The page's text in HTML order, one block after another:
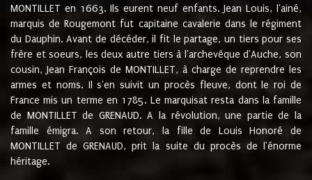
MONTILLET en 1663. Ils eurent neuf enfants. Jean Louis, l'ainé,
marquis de Rougemont fut capitaine cavalerie dans le régiment
du Dauphin. Avant de décéder, il fit le partage, un tiers pour ses
frère et soeurs, les deux autre tiers à l'archevêque d'Auche, son
cousin, Jean François de MONTILLET, à charge de reprendre les
armes et noms. Il s'en suivit un procès fleuve, dont le roi de
France mis un terme en 1785. Le marquisat resta dans la famille
de MONTILLET de GRENAUD. A la révolution, une partie de la
famille émigra. A son retour, la fille de Louis Honoré de
MONTILLET de GRENAUD, prit la suite du procès de l'énorme
héritage.